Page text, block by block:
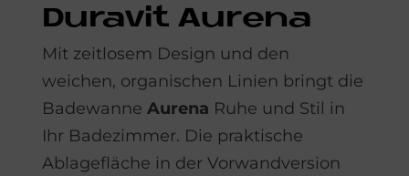
Du­ra­vit Aure­na
Mit zeitlosem Design und den
weichen, organischen Linien bringt die
Badewanne Aurena Ruhe und Stil in
Ihr Badezimmer. Die praktische
Ablagefläche in der Vorwandversion